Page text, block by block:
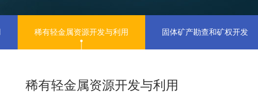
稀有轻金属资源开发与利用 固体矿产勘查和矿权开发
稀有轻金属资源开发与利用